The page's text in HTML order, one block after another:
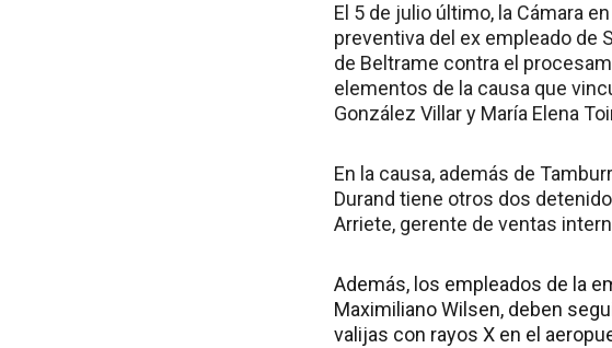
El 5 de julio último, la Cámara
preventiva del ex empleado de
de Beltrame contra el
elementos de la causa que
González Villar y María Elena
En la causa, además de
Durand tiene otros dos
Arriete, gerente de ventas
Además, los empleados de la
Maximiliano Wilsen, deben
valijas con rayos X en el